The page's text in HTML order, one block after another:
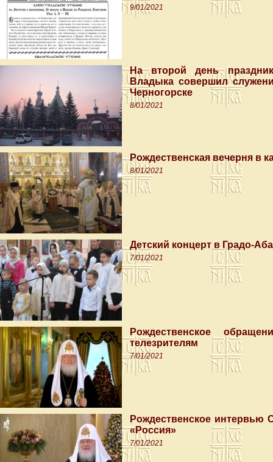
9/01/2021
На второй день
Владыка совершил
Черногорске
8/01/2021
Рождественская вечерня в
8/01/2021
Детский концерт в Градо-
7/01/2021
Рождественское
телезрителям
7/01/2021
Рождественское интервью
«Россия»
7/01/2021